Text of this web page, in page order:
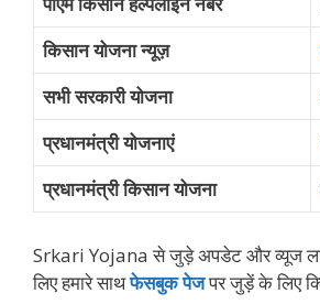
किसान योजना न्यूज़
सभी सरकारी योजना
प्रधानमंत्री योजनाएं
प्रधानमंत्री किसान योजना
Srkari Yojana से जुड़े अपडेट और व्‍यूज
लिए हमारे साथफेसबुक पेजपर जुड़ें के ल‍िए